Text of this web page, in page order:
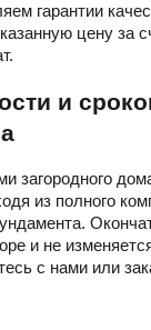
гарантии
цену за
и
загородного
из полного
и не
с нами или